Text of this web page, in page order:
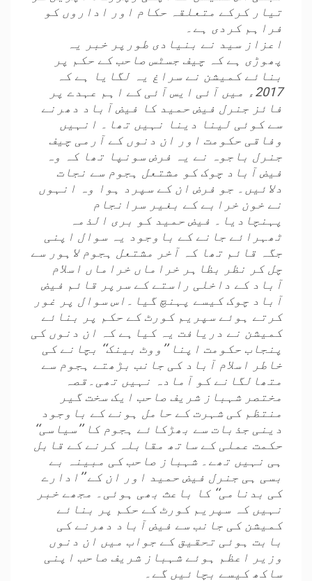
تیار کرکے متعلقہ حکام اور اداروں کو
فراہم کردی ہے۔
اعزاز سید نے بنیادی طورپر خبر یہ
پھوڑی ہے کہ چیف جسٹس صاحب کے حکم پر
بنائے کمیشن نے سراغ یہ لگایا ہے کہ
2017ء میں آئی ایس آئی کے اہم عہدے پر
فائز جنرل فیض حمید کا فیض آباد دھرنے
سے کوئی لینا دینا نہیں تھا۔ انہیں
وفاقی حکومت اور ان دنوں کے آرمی چیف
جنرل باجوہ نے یہ فرض سونپا تھا کہ وہ
فیض آباد چوک کو مشتعل ہجوم سے نجات
دلائیں۔ جو فرض ان کے سپرد ہوا وہ انہوں
نے خون خرابے کے بغیر سرانجام
پہنچادیا۔ فیض حمید کو بری الذمہ
ٹھہرائے جانے کے باوجود یہ سوال اپنی
جگہ قائم تھا کہ آخر مشتعل ہجوم لاہور سے
چل کر نظر بظاہر خراماں خراماں اسلام
آباد کے داخلی راستے کے سرپر قائم فیض
آباد چوک کیسے پہنچ گیا۔اس سوال پر غور
کرتے ہوئے سپریم کورٹ کے حکم پر بنائے
کمیشن نے دریافت یہ کیاہے کہ ان دنوں کی
پنجاب حکومت اپنا ’’ووٹ بینک‘‘ بچانے کی
خاطر اسلام آباد کی جانب بڑھتے ہجوم سے
متھالگانے کو آمادہ نہیں تھی۔قصہ
مختصر شہباز شریف صاحب ایک سخت گیر
منتظم کی شہرت کے حامل ہونے کے باوجود
دینی جذبات سے بھڑکائے ہجوم کا ’’سیاسی‘‘
حکمت عملی کے ساتھ مقابلہ کرنے کے قابل
ہی نہیں تھے۔ شہباز صاحب کی مبینہ بے
بسی ہی جنرل فیض حمید اور ان کے ’’ادارے
کی بدنامی‘‘ کا باعث بھی ہوئی۔ مجھے خبر
نہیں کہ سپریم کورٹ کے حکم پر بنائے
کمیشن کی جانب سے فیض آباد دھرنے کی
بابت ہوئی تحقیق کے جواب میں ان دنوں
وزیر اعظم ہوئے شہباز شریف صاحب اپنی
ساکھ کیسے بچائیں گے۔